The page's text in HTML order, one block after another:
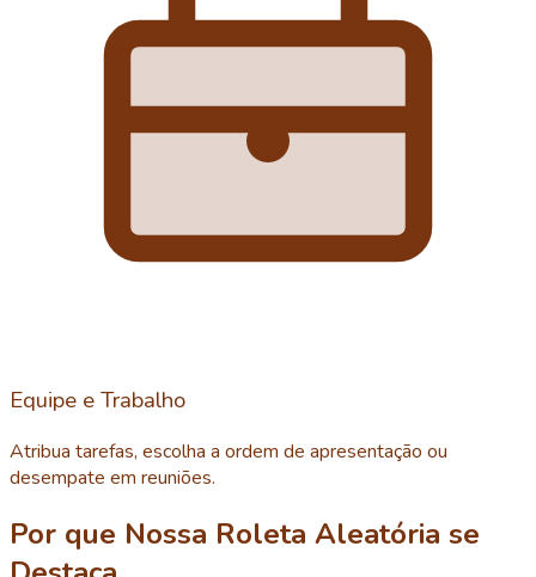
Equipe e Trabalho
Atribua tarefas, escolha a ordem de apresentação ou
desempate em reuniões.
Por que Nossa Roleta Aleatória se